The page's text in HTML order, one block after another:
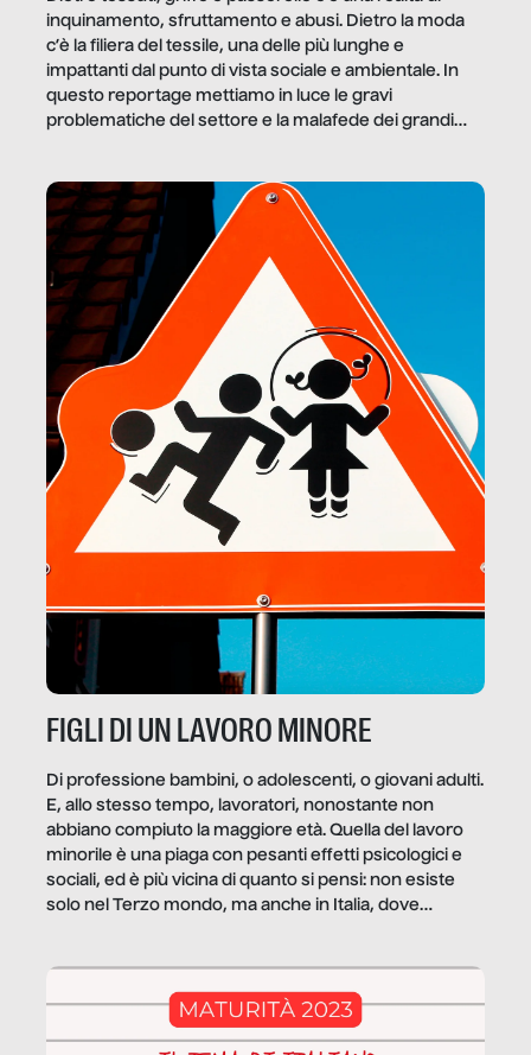
inquinamento, sfruttamento e abusi. Dietro la moda
c’è la filiera del tessile, una delle più lunghe e
impattanti dal punto di vista sociale e ambientale. In
questo reportage mettiamo in luce le gravi
problematiche del settore e la malafede dei grandi
FIGLI DI UN LAVORO MINORE
Di professione bambini, o adolescenti, o giovani adulti.
E, allo stesso tempo, lavoratori, nonostante non
abbiano compiuto la maggiore età. Quella del lavoro
minorile è una piaga con pesanti effetti psicologici e
sociali, ed è più vicina di quanto si pensi: non esiste
solo nel Terzo mondo, ma anche in Italia, dove